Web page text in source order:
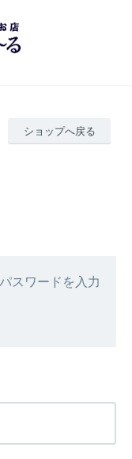
ショップへ戻る
スワードを入力